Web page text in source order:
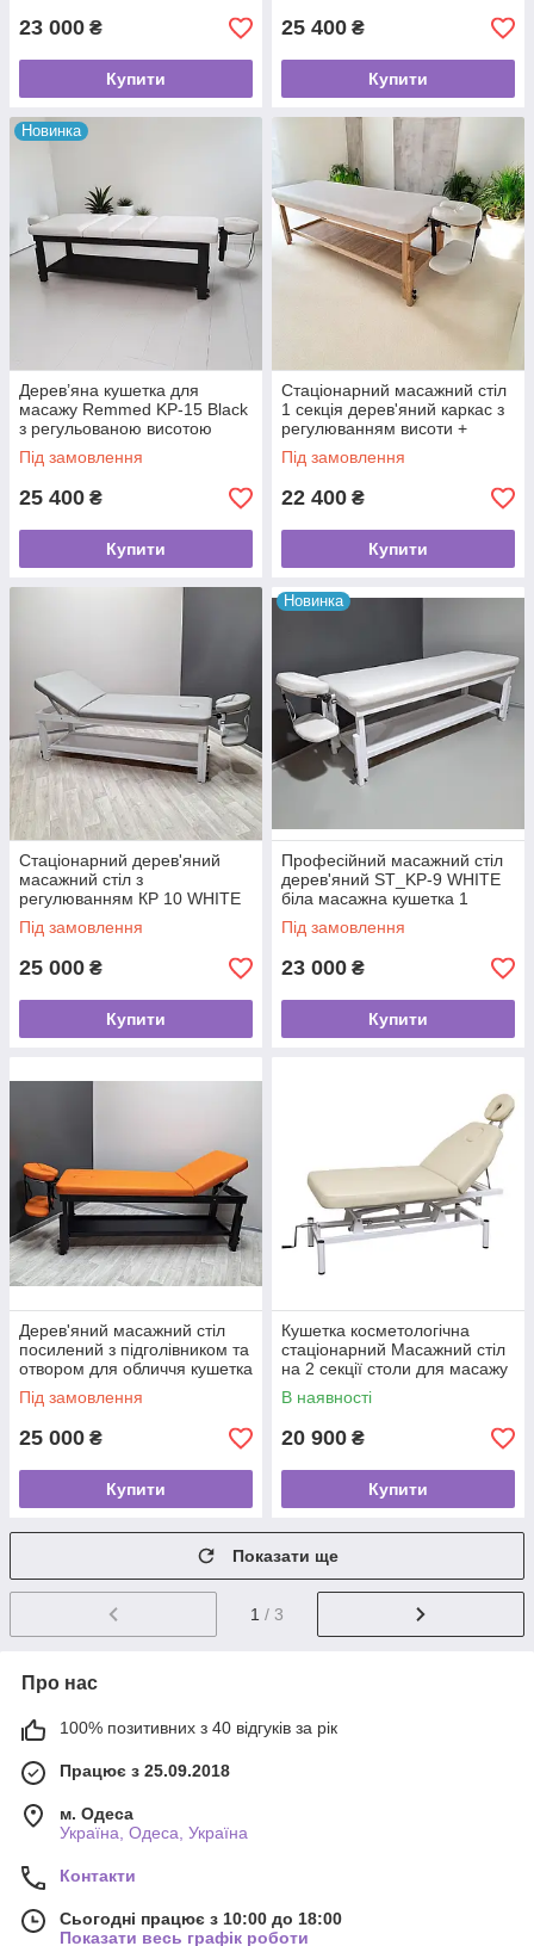
23 000 ₴
Купити
25 400 ₴
Купити
Новинка
Дерев’яна кушетка для
масажу Remmed KP-15 Black
з регульованою висотою
масажний стіл 4-секційний
Під замовлення
25 400 ₴
Купити
Стаціонарний масажний стіл
1 секція дерев'яний каркас з
регулюванням висоти +
регульований підголівник KP-
9
Під замовлення
22 400 ₴
Купити
Стаціонарний дерев'яний
масажний стіл з
регулюванням КР 10 WHITE
PLUS посилена масажна
кушетка 2 секції
Під замовлення
25 000 ₴
Купити
Новинка
Професійний масажний стіл
дерев'яний ST_KP-9 WHITE
біла масажна кушетка 1
секція
Під замовлення
23 000 ₴
Купити
Дерев'яний масажний стіл
посилений з підголівником та
отвором для обличчя кушетка
КР-10+BLACK_ORANGE_ST
Під замовлення
25 000 ₴
Купити
Кушетка косметологічна
стаціонарний Масажний стіл
на 2 секції столи для масажу
регулюванням висоти BS257
Бежевий
В наявності
20 900 ₴
Купити
Показати ще
1 / 3
Про нас
100% позитивних з 40 відгуків за рік
Працює з 25.09.2018
м. Одеса
Україна, Одеса, Україна
Контакти
Сьогодні працює з 10:00 до 18:00
Показати весь графік роботи